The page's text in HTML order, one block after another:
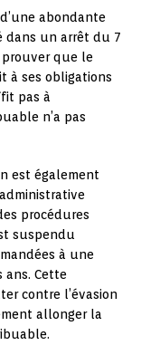
abondante
dans un arrêt du 7
prouver que le
à ses obligations
pas à
n’a pas
est également
procédures
suspendu
à une
ans. Cette
contre l’évasion
allonger la